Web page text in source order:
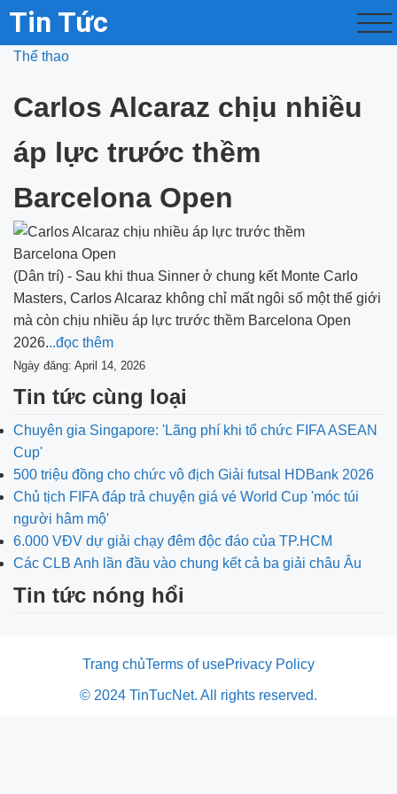
Tin Tức
Thể thao
Carlos Alcaraz chịu nhiều
áp lực trước thềm
Barcelona Open
(Dân trí) - Sau khi thua Sinner ở chung kết Monte Carlo
Masters, Carlos Alcaraz không chỉ mất ngôi số một thế giới
mà còn chịu nhiều áp lực trước thềm Barcelona Open
2026...đọc thêm
Ngày đăng: April 14, 2026
Tin tức cùng loại
Chuyên gia Singapore: 'Lãng phí khi tổ chức FIFA ASEAN
Cup'
500 triệu đồng cho chức vô địch Giải futsal HDBank 2026
Chủ tịch FIFA đáp trả chuyện giá vé World Cup 'móc túi
người hâm mộ'
6.000 VĐV dự giải chạy đêm độc đáo của TP.HCM
Các CLB Anh lần đầu vào chung kết cả ba giải châu Âu
Tin tức nóng hổi
Trang chủTerms of usePrivacy Policy
© 2024 TinTucNet. All rights reserved.